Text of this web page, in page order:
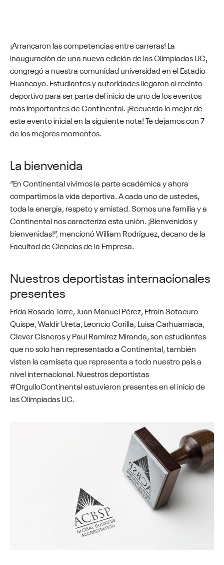
¡Arrancaron las competencias entre carreras! La
inauguración de una nueva edición de las Olimpiadas UC,
congregó a nuestra comunidad universidad en el Estadio
Huancayo. Estudiantes y autoridades llegaron al recinto
deportivo para ser parte del inicio de uno de los eventos
más importantes de Continental. ¡Recuerda lo mejor de
este evento inicial en la siguiente nota! Te dejamos con 7
de los mejores momentos.
La bienvenida
“En Continental vivimos la parte académica y ahora
compartimos la vida deportiva. A cada uno de ustedes,
toda la energía, respeto y amistad. Somos una familia y a
Continental nos caracteriza esta unión. ¡Bienvenidos y
bienvenidas!”, mencionó William Rodríguez, decano de la
Facultad de Ciencias de la Empresa.
Nuestros deportistas internacionales
presentes
Frida Rosado Torre, Juan Manuel Pérez, Efraín Sotacuro
Quispe, Waldir Ureta, Leoncio Corilla, Luisa Carhuamaca,
Clever Cisneros y Paul Ramirez Miranda, son estudiantes
que no solo han representado a Continental, también
visten la camiseta que representa a todo nuestro país a
nivel internacional. Nuestros deportistas
#OrgulloContinental estuvieron presentes en el inicio de
las Olimpiadas UC.